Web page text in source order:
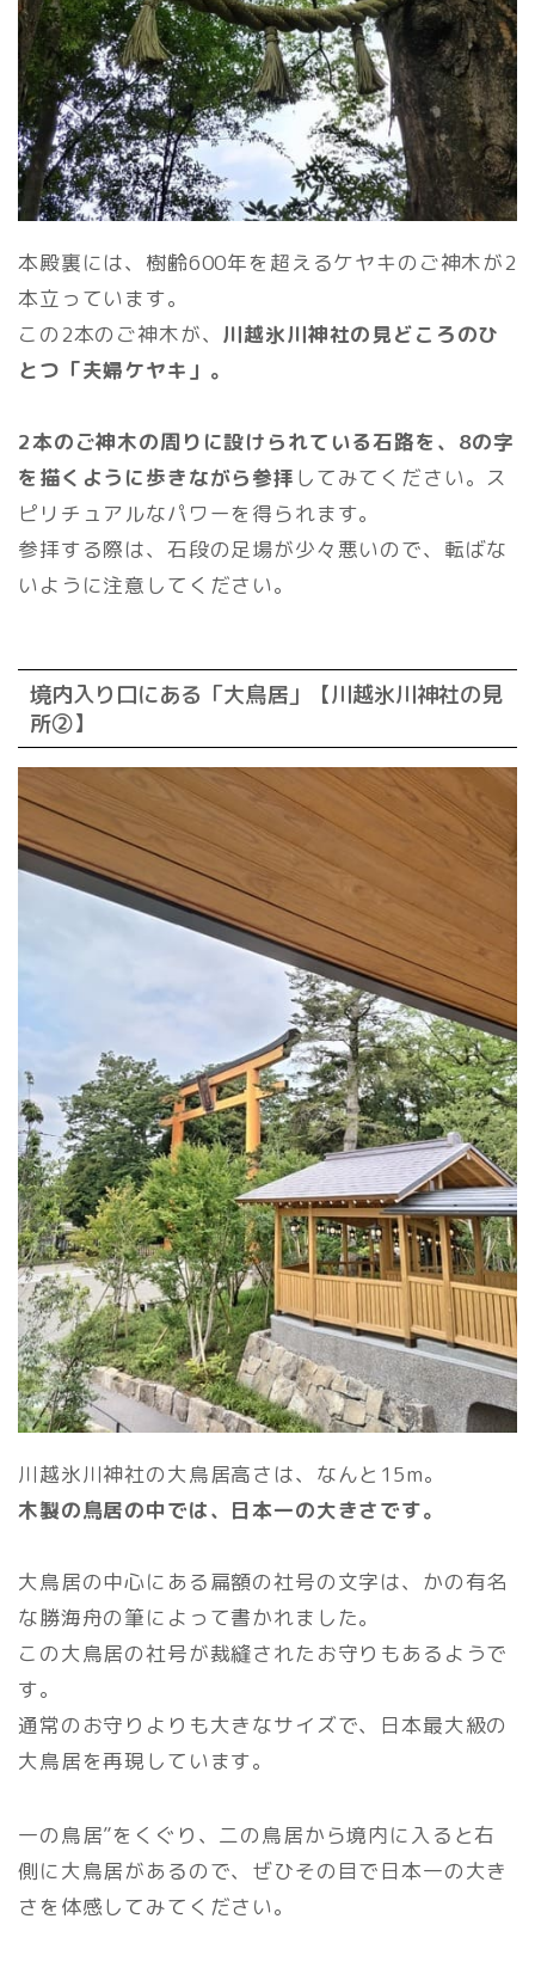
本殿裏には、樹齢600年を超えるケヤキのご神木が2
本立っています。
この2本のご神木が、 川越氷川神社の見どころのひ
とつ「夫婦ケヤキ」。
2本のご神木の周りに設けられている石路を、8の字
を描くように歩きながら参拝 してみてください。ス
ピリチュアルなパワーを得られます。
参拝する際は、石段の足場が少々悪いので、転ばな
いように注意してください。
境内入り口にある「大鳥居」【川越氷川神社の見
所②】
川越氷川神社の大鳥居高さは、なんと15m。
木製の鳥居の中では、日本一の大きさです。
大鳥居の中心にある扁額の社号の文字は、かの有名
な勝海舟の筆によって書かれました。
この大鳥居の社号が裁縫されたお守りもあるようで
す。
通常のお守りよりも大きなサイズで、日本最大級の
大鳥居を再現しています。
一の鳥居”をくぐり、二の鳥居から境内に入ると右
側に大鳥居があるので、ぜひその目で日本一の大き
さを体感してみてください。